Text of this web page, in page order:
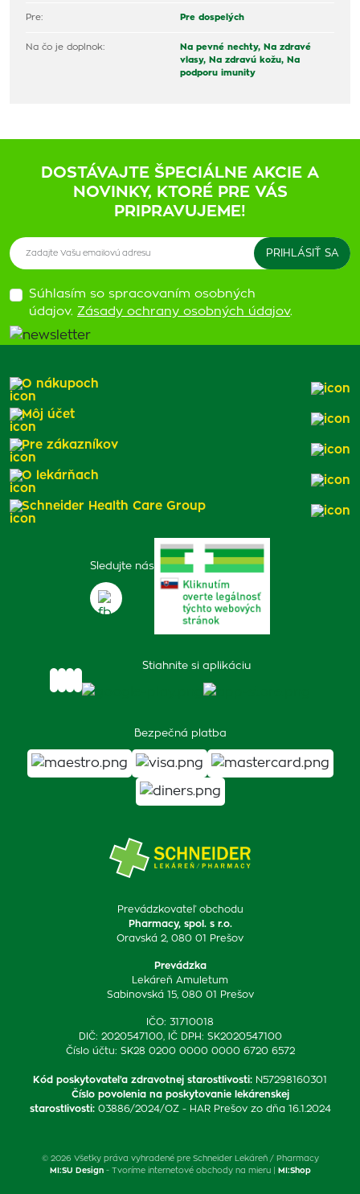
Pre: Pre dospelých
Na čo je doplnok: Na pevné nechty, Na zdravé
vlasy, Na zdravú kožu, Na
podporu imunity
DOSTÁVAJTE ŠPECIÁLNE AKCIE A
NOVINKY, KTORÉ PRE VÁS
PRIPRAVUJEME!
Súhlasím so spracovaním osobných
údajov. Zásady ochrany osobných údajov.
Prevádzkovateľ obchodu
Pharmacy, spol. s r.o.
Oravská 2, 080 01 Prešov
Prevádzka
Lekáreň Amuletum
Sabinovská 15, 080 01 Prešov
IČO: 31710018
DIČ: 2020547100, IČ DPH: SK2020547100
Číslo účtu: SK28 0200 0000 0000 6720 6572
Kód poskytovateľa zdravotnej starostlivosti: N57298160301
Číslo povolenia na poskytovanie lekárenskej
starostlivosti: 03886/2024/OZ - HAR Prešov zo dňa 16.1.2024
Sledujte nás
Stiahnite si aplikáciu
Bezpečná platba
O nákupoch
Môj účet
Pre zákazníkov
O lekárňach
Schneider Health Care Group
© 2026 Všetky práva vyhradené pre Schneider Lekáreň / Pharmacy
MI:SU Design- Tvoríme internetové obchody na mieru | MI:Shop